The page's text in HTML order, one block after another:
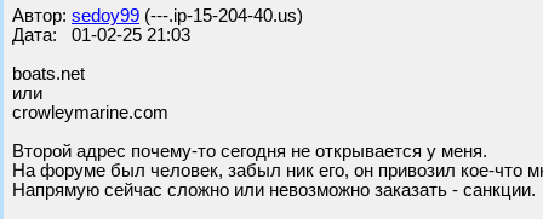
Автор: sedoy99 (---.ip-15-204-40.us)
Дата: 01-02-25 21:03
boats.net
или
crowleymarine.com
Второй адрес почему-то сегодня не открывается у меня.
На форуме был человек, забыл ник его, он привозил кое-что
Напрямую сейчас сложно или невозможно заказать - санкции.